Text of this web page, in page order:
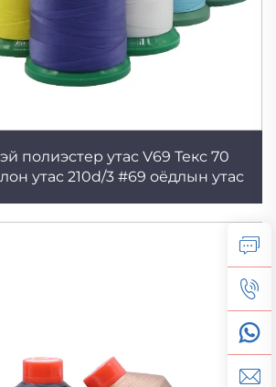
полиэстер утас V69 Текс 70
утас 210d/3 #69 оёдлын утас